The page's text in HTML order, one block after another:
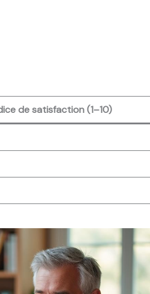
de satisfaction (1–10)